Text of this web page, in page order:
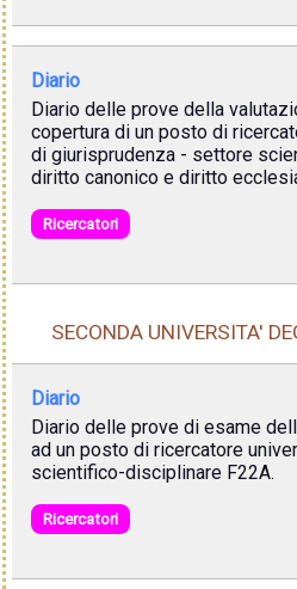
Diario
Diario delle prove della
copertura di un posto di
di giurisprudenza - settore
diritto canonico e diritto
Ricercatori
SECONDA UNIVERSITA'
Diario
Diario delle prove di esame
ad un posto di ricercatore
scientifico-disciplinare F22A.
Ricercatori